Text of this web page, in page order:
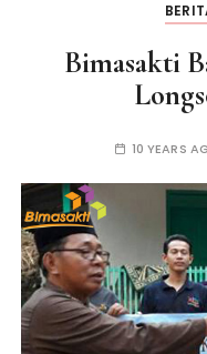
Bimasakti
10 YEARS